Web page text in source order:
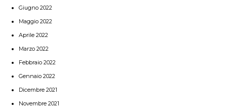
Giugno 2022
Maggio 2022
Aprile 2022
Marzo 2022
Febbraio 2022
Gennaio 2022
Dicembre 2021
Novembre 2021